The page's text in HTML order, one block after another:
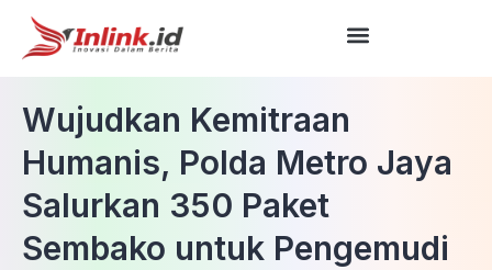
Wujudkan Kemitraan
Humanis, Polda Metro Jaya
Salurkan 350 Paket
Sembako untuk Pengemudi